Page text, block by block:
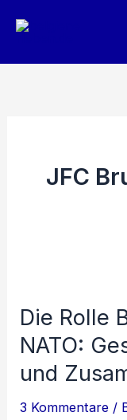
Inhalt
JFC
Die Rolle
NATO:
und
3 Kommentare /